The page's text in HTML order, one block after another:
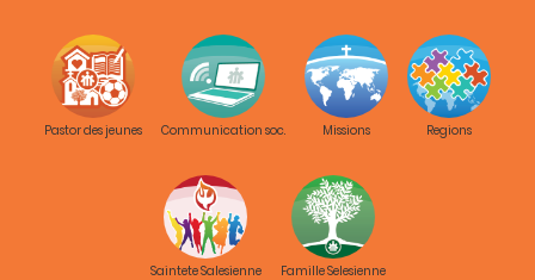
Pastor des jeunes Communication soc. Missions Regions
Saintete Salesienne Famille Selesienne